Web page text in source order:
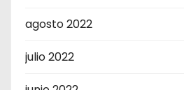
agosto 2022
julio 2022